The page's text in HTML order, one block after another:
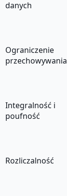
danych
Ograniczenie
przechowywania
Integralność i
poufność
Rozliczalność